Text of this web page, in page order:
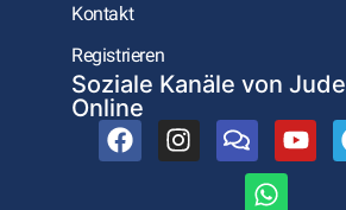
Kontakt
Registrieren
Soziale Kanäle von
Online